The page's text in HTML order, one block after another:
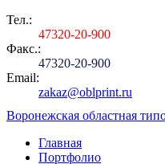
Тел.:
47320-20-900
Факс.:
47320-20-900
Email:
zakaz@oblprint.ru
Воронежская областная
Главная
Портфолио